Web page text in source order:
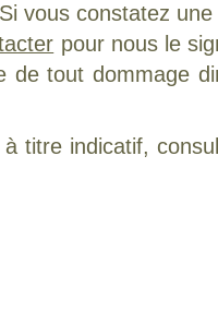
vous constatez
pour nous le
de tout dommage
titre indicatif,